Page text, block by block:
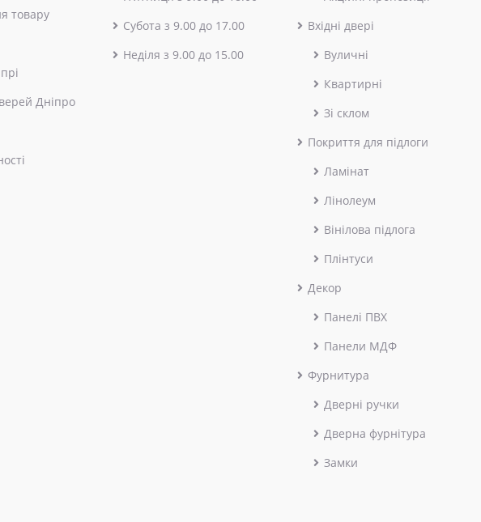
товару
Дніпро
Субота з 9.00 до 17.00
Неділя з 9.00 до 15.00
Вхідні двері
Вуличні
Квартирні
Зі склом
Покриття для підлоги
Ламінат
Лінолеум
Вінілова підлога
Плінтуси
Декор
Панелі ПВХ
Панели МДФ
Фурнитура
Дверні ручки
Дверна фурнітура
Замки